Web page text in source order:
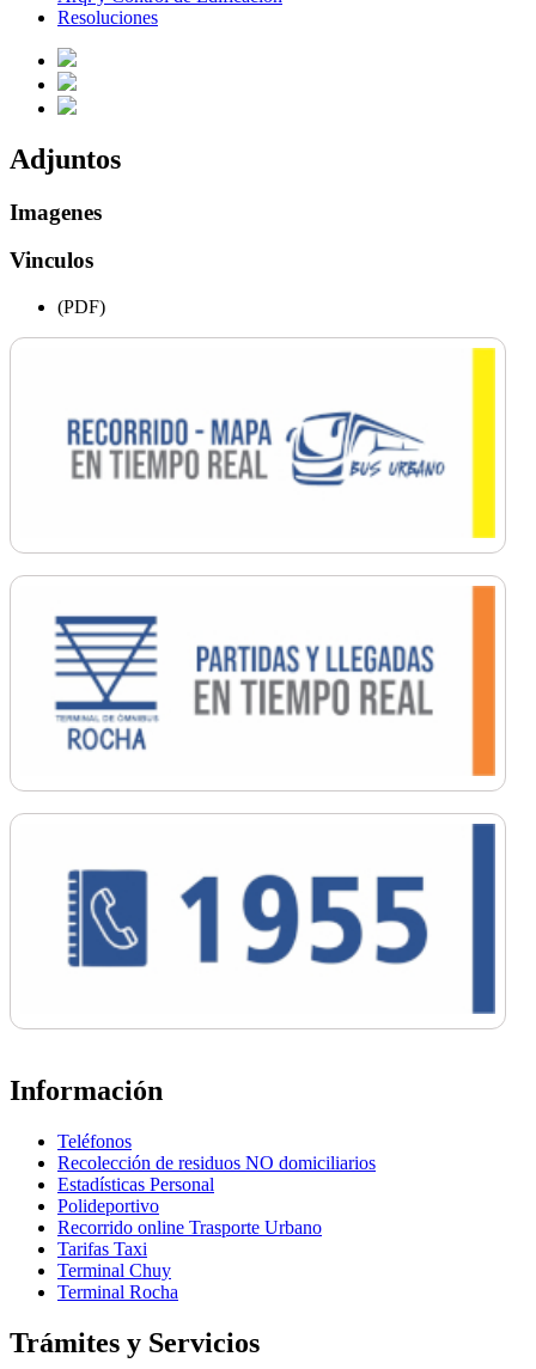
Resoluciones
Adjuntos
Imagenes
Vinculos
(PDF)
Información
Teléfonos
Recolección de residuos NO domiciliarios
Estadísticas Personal
Polideportivo
Recorrido online Trasporte Urbano
Tarifas Taxi
Terminal Chuy
Terminal Rocha
Trámites y Servicios